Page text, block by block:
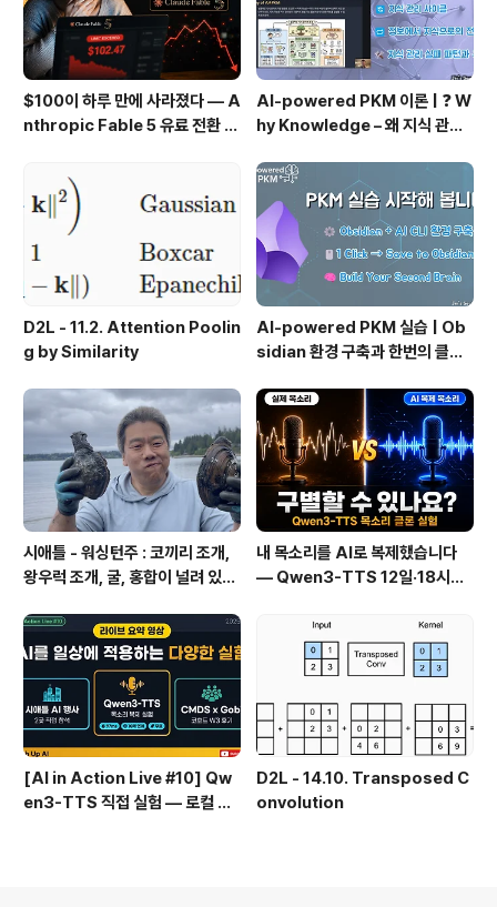
$100이 하루 만에 사라졌다 — A
nthropic Fable 5 유료 전환 사
AI-powered PKM 이론 | ❓ W
hy Knowledge – 왜 지식 관리
보에서 지식으로의 전환, 🛠️ 지식
관리 실패 패턴과 극복
D2L - 11.2. Attention Poolin
g by Similarity
AI-powered PKM 실습 | Ob
sidian 환경 구축과 한번의 클릭
(Web Clipper)
시애틀 - 워싱턴주 : 코끼리 조개,
왕우럭 조개, 굴, 홍합이 널려 있는
내 목소리를 AI로 복제했습니다
— Qwen3-TTS 12일·18시간
[AI in Action Live #10] Qw
en3-TTS 직접 실험 — 로컬 설
D2L - 14.10. Transposed C
onvolution